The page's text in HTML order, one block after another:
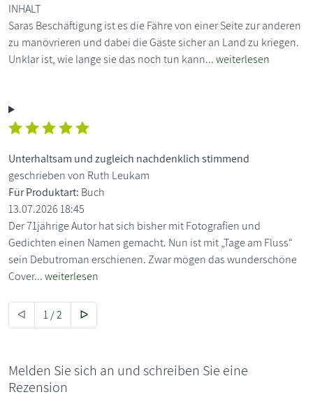
INHALT
Saras Beschäftigung ist es die Fähre von einer Seite zur anderen
zu manövrieren und dabei die Gäste sicher an Land zu kriegen.
Unklar ist, wie lange sie das noch tun kann...weiterlesen
Unterhaltsam und zugleich nachdenklich stimmend
geschrieben von Ruth Leukam
Für Produktart: Buch
13.07.2026 18:45
Der 71jährige Autor hat sich bisher mit Fotografien und
Gedichten einen Namen gemacht. Nun ist mit „Tage am Fluss“
sein Debutroman erschienen. Zwar mögen das wunderschöne
Cover...weiterlesen
ᐊ 1 / 2 ᐅ
Melden Sie sich an und schreiben Sie eine
Rezension